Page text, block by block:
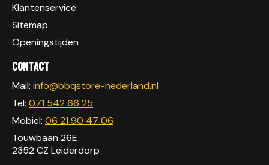
Klantenservice
Sitemap
Openingstijden
Contact
Mail: info@bbqstore-nederland.nl
Tel: 071 542 66 25
Mobiel: 06 21 90 47 06
Touwbaan 26E
2352 CZ Leiderdorp